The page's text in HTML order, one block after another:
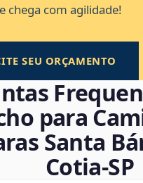
chega com agilidade!
SEU ORÇAMENTO
para
Santa
Cotia‑SP